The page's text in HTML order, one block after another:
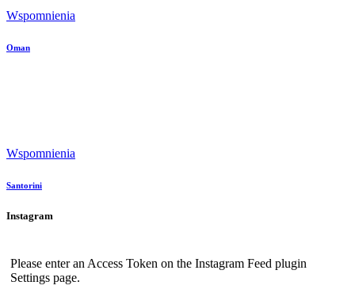
Wspomnienia
Oman
Wspomnienia
Santorini
Instagram
Please enter an Access Token on the Instagram Feed plugin
Settings page.